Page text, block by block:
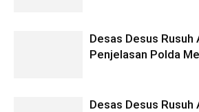
Desas Desus
Penjelasan Polda
Desas Desus